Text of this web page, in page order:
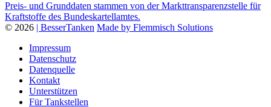
Preis- und Grunddaten stammen von der Markttransparenzstelle für
Kraftstoffe des Bundeskartellamtes.
© 2026 | BesserTanken Made by Flemmisch Solutions
Impressum
Datenschutz
Datenquelle
Kontakt
Unterstützen
Für Tankstellen